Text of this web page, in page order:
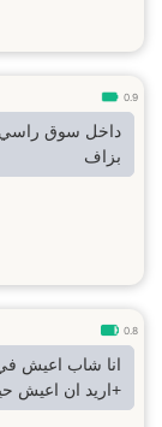
0.9
داخل سوق راسي
بزاف
0.8
انا شاب اعيش
+اريد ان اعيش